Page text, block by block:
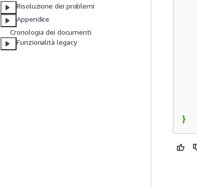
Risoluzione dei problemi
Appendice
Cronologia dei documenti
Funzionalità legacy
}